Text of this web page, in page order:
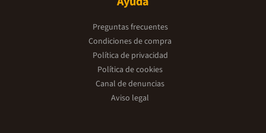
Preguntas frecuentes
Condiciones de compra
Política de privacidad
Política de cookies
Canal de denuncias
Aviso legal